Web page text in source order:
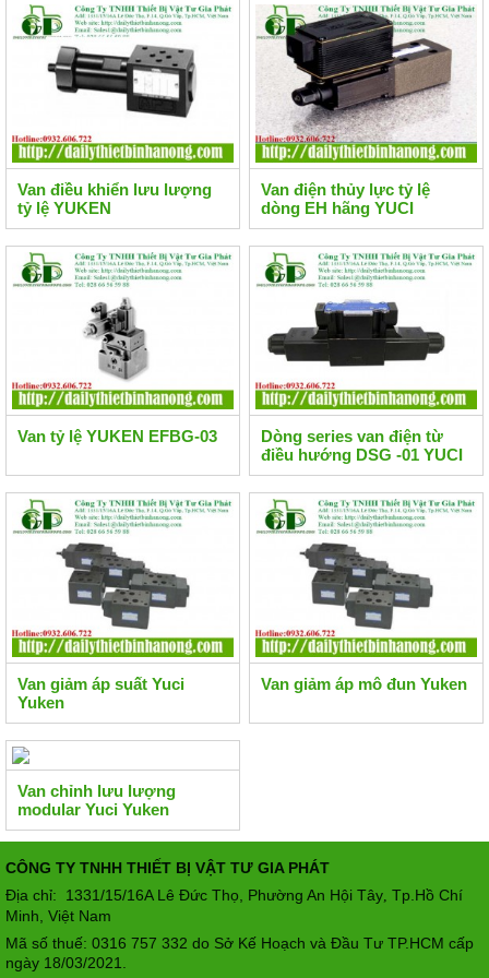
Van điều khiển lưu lượng
tỷ lệ YUKEN
Van điện thủy lực tỷ lệ
dòng EH hãng YUCI
YUKEN
Van tỷ lệ YUKEN EFBG-03
Dòng series van điện từ
điều hướng DSG -01 YUCI
YUKEN
Van giảm áp suất Yuci
Yuken
Van giảm áp mô đun Yuken
Van chỉnh lưu lượng
modular Yuci Yuken
CÔNG TY TNHH THIẾT BỊ VẬT TƯ GIA PHÁT
Địa chỉ: 1331/15/16A Lê Đức Thọ, Phường An Hội Tây, Tp.Hồ Chí
Minh, Việt Nam
Mã số thuế: 0316 757 332 do Sở Kế Hoạch và Đầu Tư TP.HCM cấp
ngày 18/03/2021.